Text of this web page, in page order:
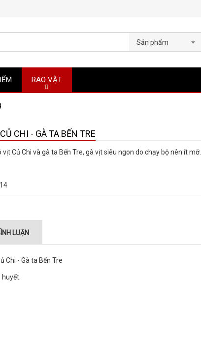
Sản phẩm
RAO VẶT
CHI - GÀ TA BẾN TRE
Củ Chi và gà ta Bến Tre, gà vịt siêu ngon do chạy bộ nên ít mỡ.
LUẬN
huyết.